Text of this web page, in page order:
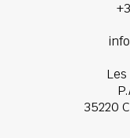
35220